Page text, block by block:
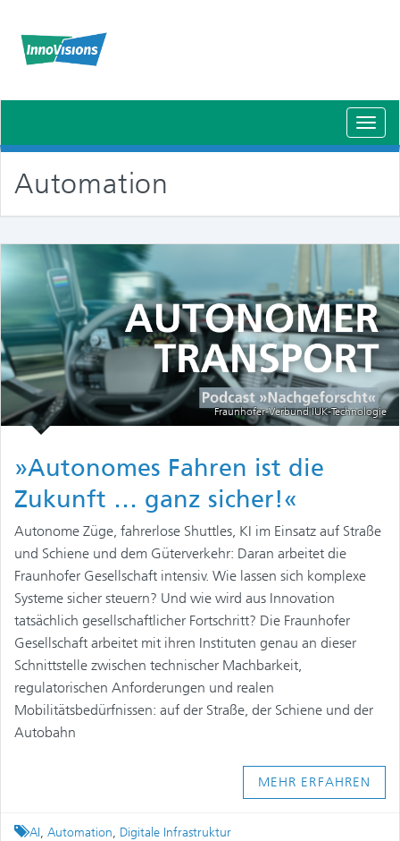
Automation
Fraunhofer-Verbund IUK-Technologie
»Autonomes Fahren ist die
Zukunft … ganz sicher!«
Autonome Züge, fahrerlose Shuttles, KI im Einsatz auf Straße
und Schiene und dem Güterverkehr: Daran arbeitet die
Fraunhofer Gesellschaft intensiv. Wie lassen sich komplexe
Systeme sicher steuern? Und wie wird aus Innovation
tatsächlich gesellschaftlicher Fortschritt? Die Fraunhofer
Gesellschaft arbeitet mit ihren Instituten genau an dieser
Schnittstelle zwischen technischer Machbarkeit,
regulatorischen Anforderungen und realen
Mobilitätsbedürfnissen: auf der Straße, der Schiene und der
Autobahn
MEHR ERFAHREN
Tagged
AI, Automation, Digitale Infrastruktur